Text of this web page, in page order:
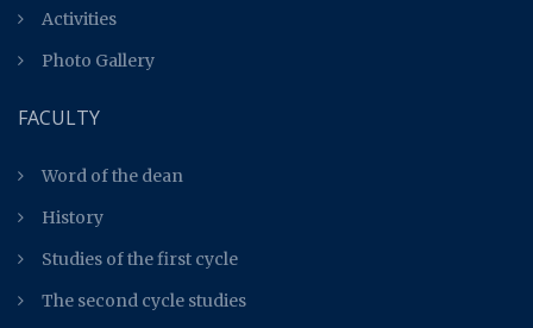
Activities
Photo Gallery
FACULTY
Word of the dean
History
Studies of the first cycle
The second cycle studies